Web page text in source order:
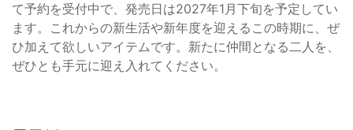
て予約を受付中で、発売日は2027年1月下旬を予定してい
ます。これからの新生活や新年度を迎えるこの時期に、ぜ
ひ加えて欲しいアイテムです。新たに仲間となる二人を、
ぜひとも手元に迎え入れてください。